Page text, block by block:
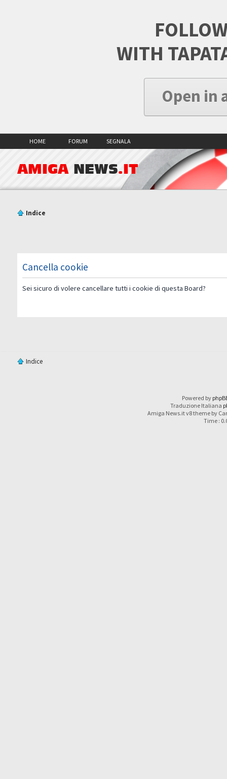
WITH
Open in
HOME FORUM SEGNALA
AMIGA NEWS.IT
Indice
Cancella cookie
Sei sicuro di volere cancellare tutti i cookie di questa Board?
Indice
Powered by
Traduzione Italiana
Amiga News.it v8 theme by
Time :